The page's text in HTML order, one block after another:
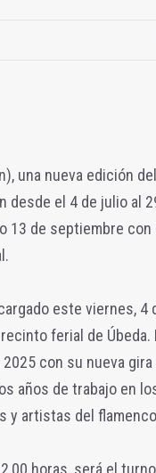
una nueva edición
desde el 4 de julio al
13 de septiembre
este viernes, 4
ferial de
con su nueva
años de trabajo en
y artistas del
horas, será el